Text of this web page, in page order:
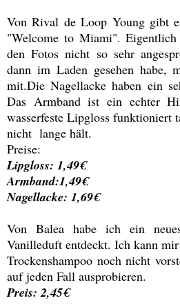
Von Rival de Loop Young gibt
"Welcome to Miami".
den Fotos nicht so sehr
dann im Laden gesehen habe,
mit.Die Nagellacke haben ein
Das Armband ist ein echter
wasserfeste Lipgloss funktioniert
nicht lange hält.
Preise:
Lipgloss: 1,49€
Armband:1,49€
Nagellacke: 1,69€
Von Balea habe ich ein
Vanilleduft entdeckt. Ich kann
Trockenshampoo noch nicht
auf jeden Fall ausprobieren.
Preis: 2,45€